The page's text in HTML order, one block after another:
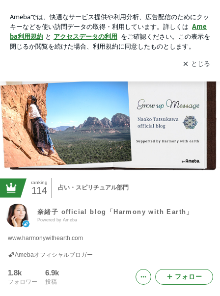
アプリをダウンロードして ブログの更新通知
を受け取りまし
ょう。
開く
ranking
114 占い・スピリチュアル部門
奈緒子 official blog「Harmony with Earth」
Powered by Ameba
www.harmonywithearth.com
Amebaオフィシャルブロガー
1.8k
フォロワー
6.9k
投稿
フォロー